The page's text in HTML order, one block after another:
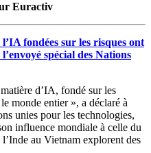
Euractiv
fondées sur les risques ont
spécial des Nations
d’IA, fondé sur les
monde entier », a déclaré à
unies pour les technologies,
influence mondiale à celle du
au Vietnam explorent des